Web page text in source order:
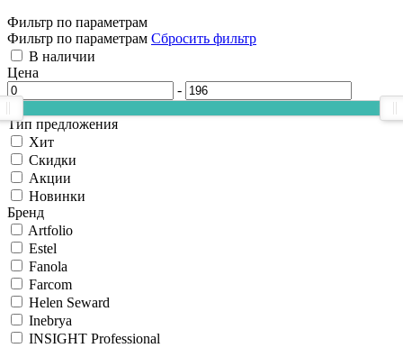
Фильтр по параметрам
Фильтр по параметрам Сбросить фильтр
В наличии
Цена
-
Тип предложения
Хит
Скидки
Акции
Новинки
Бренд
Artfolio
Estel
Fanola
Farcom
Helen Seward
Inebrya
INSIGHT Professional